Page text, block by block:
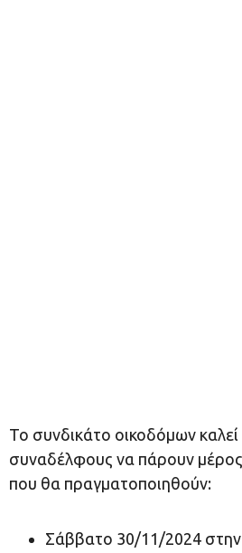
Το συνδικάτο οικοδόμων
συναδέλφους να πάρουν μέρος
που θα πραγματοποιηθούν:
Σάββατο 30/11/2024 στην